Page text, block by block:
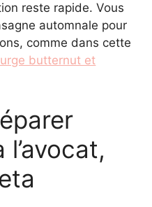
reste rapide. Vous
automnale pour
comme dans cette
butternut et